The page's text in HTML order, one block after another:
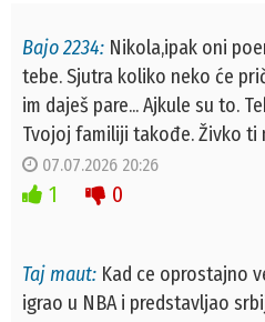
Bajo 2234: Nikola,ipak oni
tebe. Sjutra koliko neko će
im daješ pare... Ajkule su to.
Tvojoj familiji takođe. Živko ti
07.07.2026 20:26
1 0
Taj maut: Kad ce oprostajno
igrao u NBA i predstavljao